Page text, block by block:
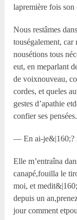
lapremière fois son
Nous restâmes
touségalement, car
nousétions tous
eut, en meparlant
de voixnouveau,
cordes, et queles
gestes d’apathie
confier ses pensées.
— En ai-je&|160;?
Elle m’entraîna
canapé,fouilla le
moi, et
depuis un
jour comment